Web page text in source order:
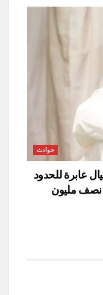
حوادث
عابرة للحدود
نصف مليون